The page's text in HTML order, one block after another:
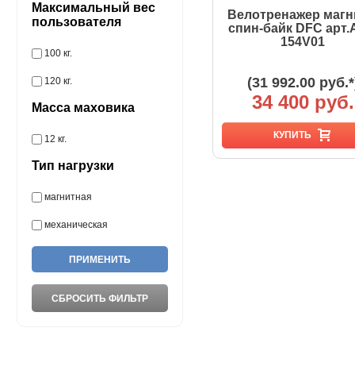
Максимальный вес
пользователя
100 кг.
120 кг.
Масса маховика
12 кг.
Тип нагрузки
магнитная
механическая
Велотренажер
спин-байк DFC
154V01
(31 992.00
34 400 руб.
КУПИТЬ